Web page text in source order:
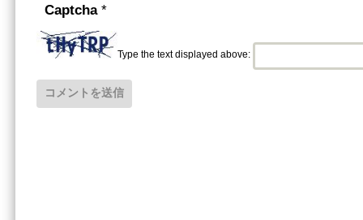
Captcha *
Type the text displayed above: